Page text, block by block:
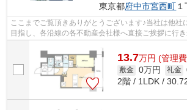
東京都府中市宮西町
ここまでご覧頂きありがとうございます♪当社は他社
目指し、各沿線の各不動産会社様へ直接ご挨拶に行き
様へ提供しております！最新の情報は...
13.7万円 (管理
敷金 0万円 礼金
2階 / 1LDK /